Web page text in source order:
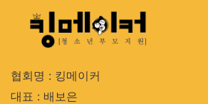
협회명 : 킹메이커
대표 : 배보은